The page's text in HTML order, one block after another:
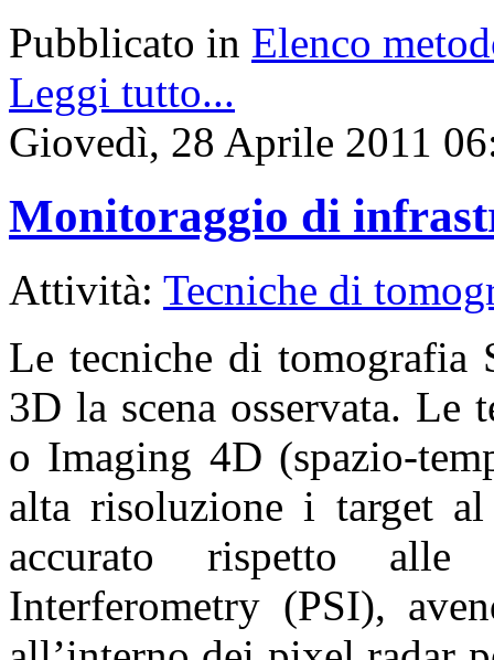
Pubblicato in Elenco
Leggi tutto...
Giovedì, 28 Aprile 2011
Monitoraggio di
Attività: Tecniche di
Le tecniche di tomografia
3D la scena osservata. Le
o Imaging 4D (spazio-
alta risoluzione i target
accurato rispetto alle
Interferometry (PSI),